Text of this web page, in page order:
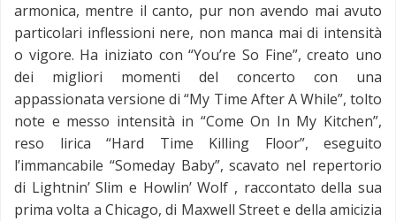
armonica, mentre il canto, pur non avendo mai avuto
particolari inflessioni nere, non manca mai di intensità
o vigore. Ha iniziato con “You’re So Fine”, creato uno
dei migliori momenti del concerto con una
appassionata versione di “My Time After A While”, tolto
note e messo intensità in “Come On In My Kitchen”,
reso lirica “Hard Time Killing Floor”, eseguito
l’immancabile “Someday Baby”, scavato nel repertorio
di Lightnin’ Slim e Howlin’ Wolf , raccontato della sua
prima volta a Chicago, di Maxwell Street e della amicizia